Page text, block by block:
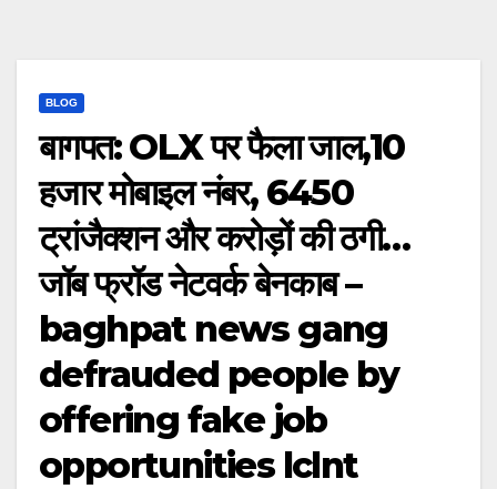
BLOG
बागपत: OLX पर फैला जाल,10
हजार मोबाइल नंबर, 6450
ट्रांजैक्शन और करोड़ों की ठगी…
जॉब फ्रॉड नेटवर्क बेनकाब –
baghpat news gang
defrauded people by
offering fake job
opportunities lclnt